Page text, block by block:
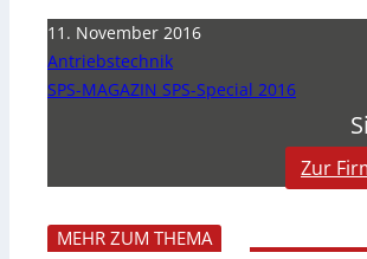
11. November 2016
Antriebstechnik
SPS-MAGAZIN SPS-Special 2016
Zur
MEHR ZUM THEMA